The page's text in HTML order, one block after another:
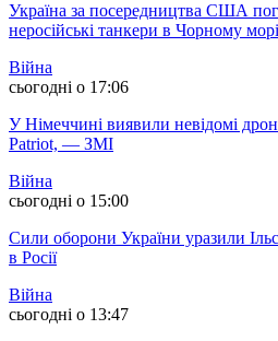
Україна за посередництва США
неросійські танкери в Чорному
Війна
сьогодні о 17:06
У Німеччині виявили невідомі
Patriot, — ЗМІ
Війна
сьогодні о 15:00
Сили оборони України уразили
в Росії
Війна
сьогодні о 13:47